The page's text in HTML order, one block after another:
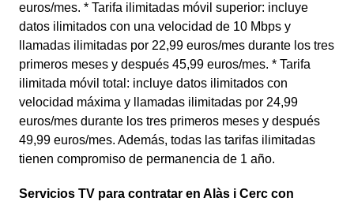
euros/mes. * Tarifa ilimitadas móvil superior: incluye
datos ilimitados con una velocidad de 10 Mbps y
llamadas ilimitadas por 22,99 euros/mes durante los tres
primeros meses y después 45,99 euros/mes. * Tarifa
ilimitada móvil total: incluye datos ilimitados con
velocidad máxima y llamadas ilimitadas por 24,99
euros/mes durante los tres primeros meses y después
49,99 euros/mes. Además, todas las tarifas ilimitadas
tienen compromiso de permanencia de 1 año.
Servicios TV para contratar en Alàs i Cerc con